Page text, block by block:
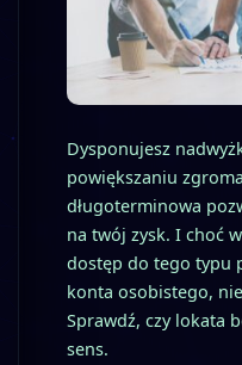
Dysponujesz
powiększaniu
długoterminowa
na twój zysk. I choć
dostęp do tego typu
konta osobistego,
Sprawdź, czy lokata
sens.